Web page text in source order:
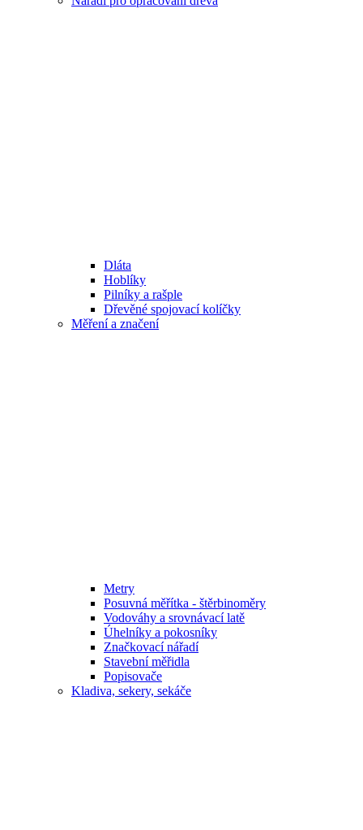
Dláta
Hoblíky
Pilníky a rašple
Dřevěné spojovací kolíčky
Měření a značení
Metry
Posuvná měřítka - štěrbinoměry
Vodováhy a srovnávací latě
Úhelníky a pokosníky
Značkovací nářadí
Stavební měřidla
Popisovače
Kladiva, sekery, sekáče